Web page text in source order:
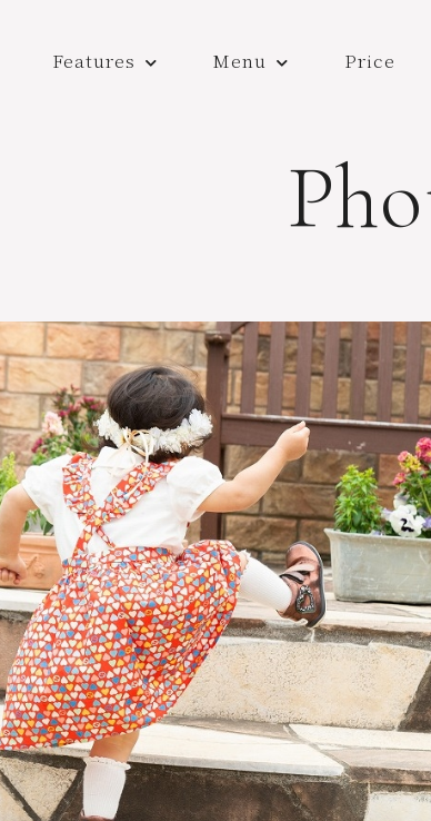
Features Menu Price